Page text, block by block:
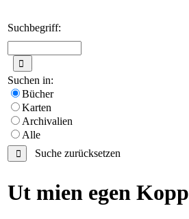
Suchbegriff:
Suchen in:
Bücher
Karten
Archivalien
Alle
Suche zurücksetzen
Ut mien egen Kopp